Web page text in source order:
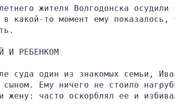
жителя Волгодонска осудили
какой-то момент ему показалось,
И РЕБЕНКОМ
суда один из знакомых семьи,
Ему ничего не стоило
жену: часто оскорблял ее и